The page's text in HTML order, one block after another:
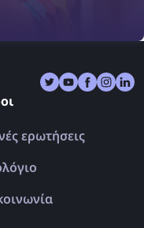
με
να βρείτε
ερωτήσεις